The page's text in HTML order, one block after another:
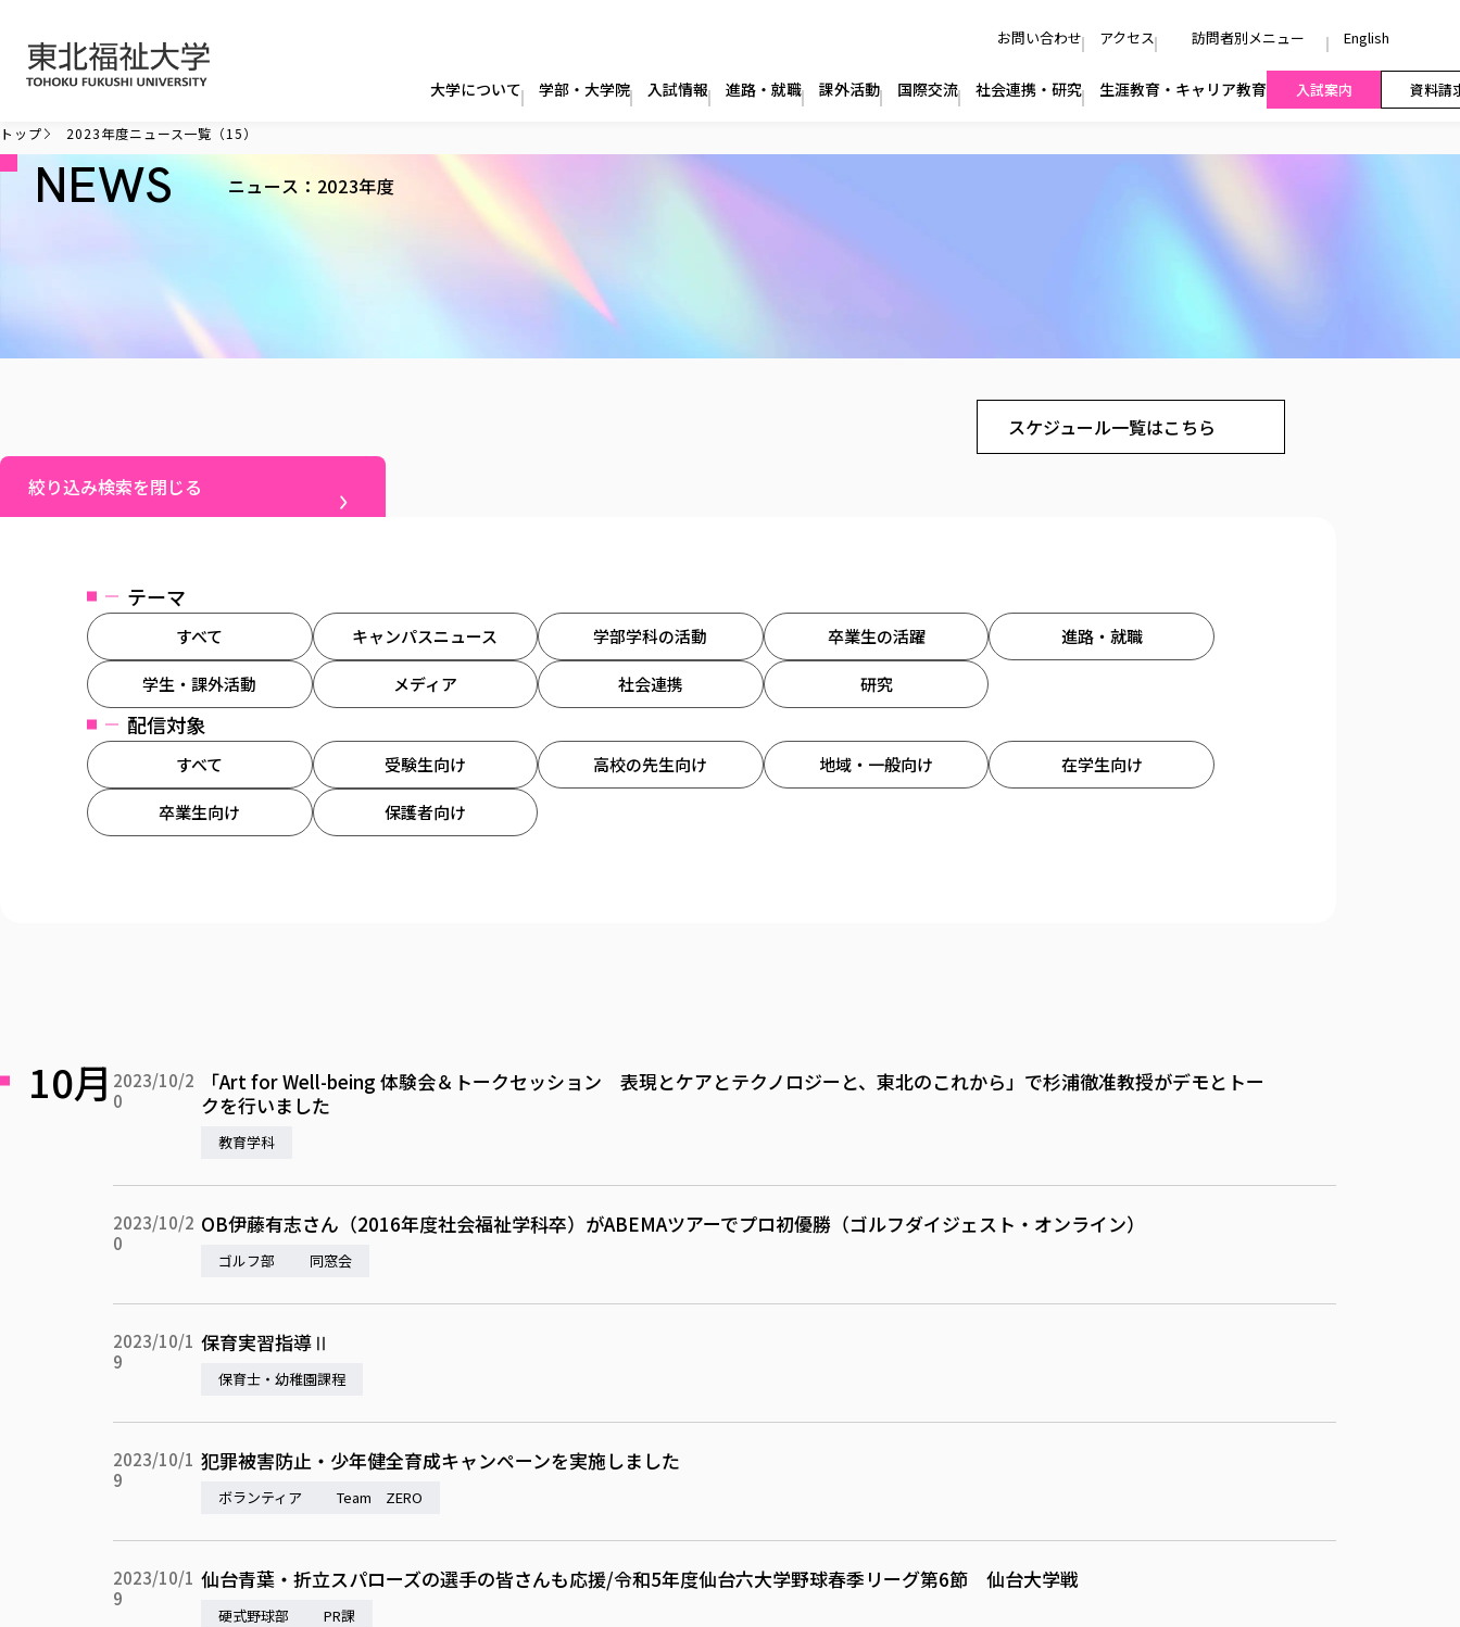
お問い合わせ アクセス 訪問者別メニュー English
大学について 学部・大学院 入試情報 進路・就職 課外活動 国際交流 社会連携・研究 生涯教育・キャリア教育 入試案内 資料請
トップ 2023年度ニュース一覧（15）
NEWS ニュース：2023年度
絞り込み検索を閉じる
テーマ
すべて キャンパスニュース 学部学科の活動 卒業生の活躍 進路・就職
学生・課外活動 メディア 社会連携 研究
配信対象
すべて 受験生向け 高校の先生向け 地域・一般向け 在学生向け
卒業生向け 保護者向け
スケジュール一覧はこちら
10月 2023/10/2
0
「Art for Well-being 体験会＆トークセッション 表現とケアとテクノロジーと、東北のこれから」で杉浦徹准教授がデモとトー
クを行いました
教育学科
2023/10/2
0
OB伊藤有志さん（2016年度社会福祉学科卒）がABEMAツアーでプロ初優勝（ゴルフダイジェスト・オンライン）
ゴルフ部 同窓会
2023/10/1
9
保育実習指導Ⅱ
保育士・幼稚園課程
2023/10/1
9
犯罪被害防止・少年健全育成キャンペーンを実施しました
ボランティア Team ZERO
2023/10/1
9
仙台青葉・折立スパローズの選手の皆さんも応援/令和5年度仙台六大学野球春季リーグ第6節 仙台大学戦
硬式野球部 PR課